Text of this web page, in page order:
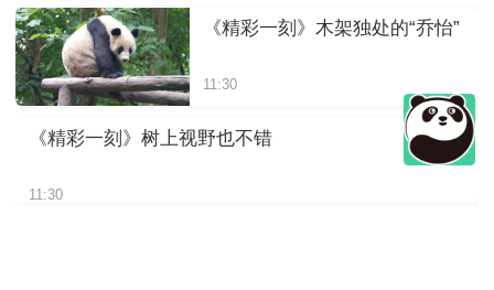
《精彩一刻》木架独处的“乔怡”
11:30
《精彩一刻》树上视野也不错
11:30